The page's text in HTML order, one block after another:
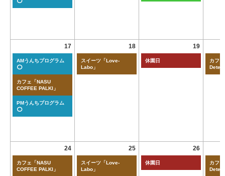
17
AMうんちプログラム
⭕
カフェ「NASU
COFFEE PALKI」
PMうんちプログラム
⭕
18
スイーツ「Love-
Labo」
19
休園日
カフ
24
カフェ「NASU
COFFEE PALKI」
25
スイーツ「Love-
Labo」
26
休園日
カフ